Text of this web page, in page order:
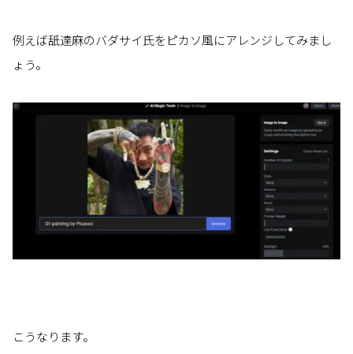
例えば舐達麻のバダサイ氏をピカソ風にアレンジしてみまし
ょう。
こうなります。